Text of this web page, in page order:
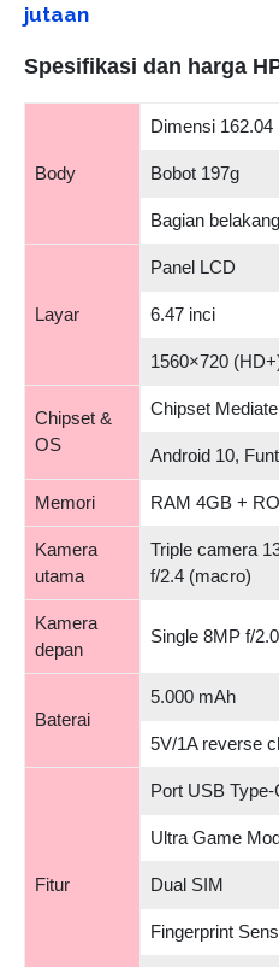
jutaan
Spesifikasi dan harga
Body
Dimensi
Bobot 197g
Bagian
Layar
Panel LCD
6.47 inci
1560×720
Chipset &
OS
Chipset
Android 10,
Memori RAM 4GB +
Kamera
utama
Triple camera
f/2.4 (macro)
Kamera
depan
Single 8MP f/
Baterai
5.000 mAh
5V/1A reverse
Fitur
Port USB Type-
Ultra Game
Dual SIM
Fingerprint